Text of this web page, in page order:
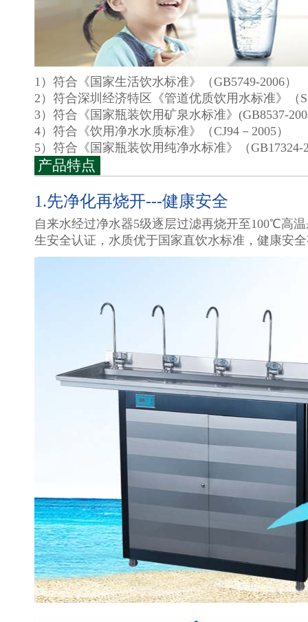
1）符合《国家生活饮水标准》（GB5749-2006）
2）符合深圳经济特区《管道优质饮用水标准》（
3）符合《国家瓶装饮用矿泉水标准》(GB8537-
4）符合《饮用净水水质标准》（CJ94－2005）
5）符合《国家瓶装饮用纯净水标准》（GB17324-
产品特点
1.先净化再烧开---健康安全
自来水经过净水器5级逐层过滤再烧开至100℃高
生安全认证，水质优于国家直饮水标准，健康安